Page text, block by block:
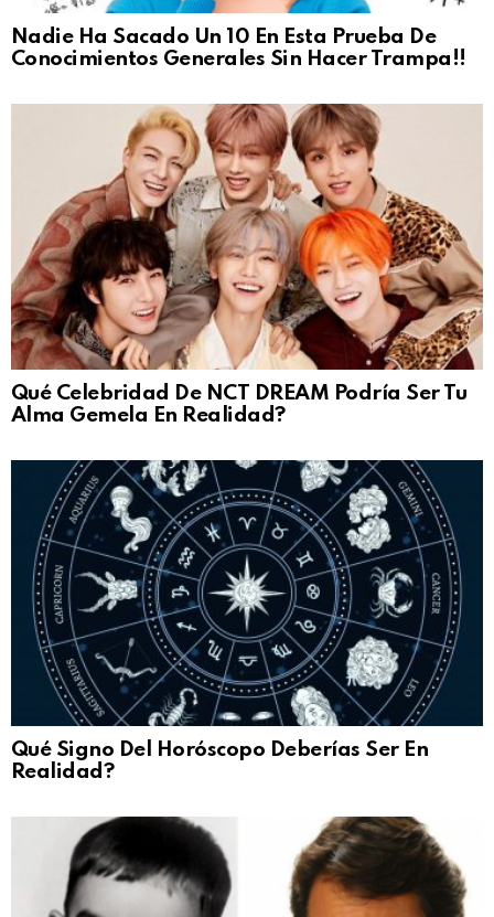
Nadie Ha Sacado Un 10 En Esta Prueba De
Conocimientos Generales Sin Hacer Trampa!!
Qué Celebridad De NCT DREAM Podría Ser Tu
Alma Gemela En Realidad?
Qué Signo Del Horóscopo Deberías Ser En
Realidad?